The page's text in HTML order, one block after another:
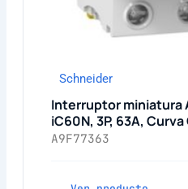
Schneider
Interruptor miniatura
iC60N, 3P, 63A, Curva
A9F77363